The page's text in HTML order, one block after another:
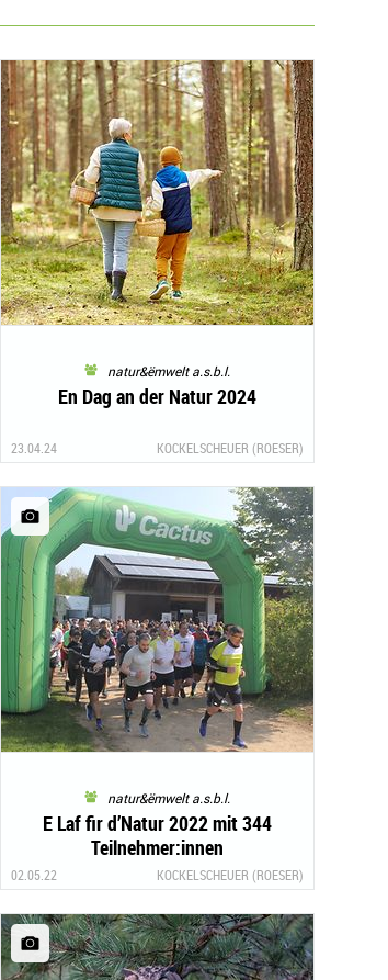
natur&ëmwelt a.s.b.l.
En Dag an der Natur 2024
23.04.24 KOCKELSCHEUER (ROESER)
natur&ëmwelt a.s.b.l.
E Laf fir d’Natur 2022 mit 344
Teilnehmer:innen
02.05.22 KOCKELSCHEUER (ROESER)